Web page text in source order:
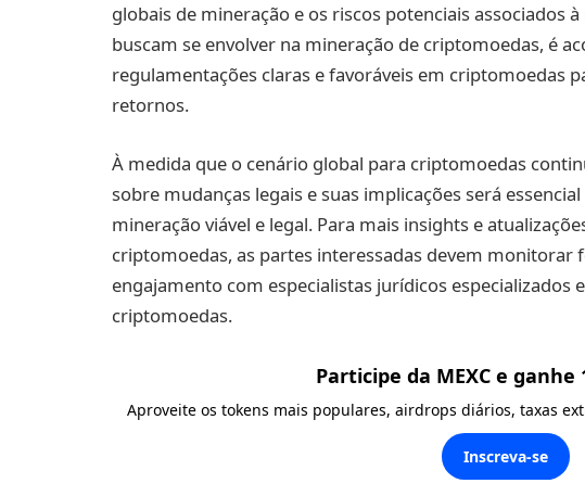
globais de mineração e os riscos potenciais associados
buscam se envolver na mineração de criptomoedas, é
regulamentações claras e favoráveis em criptomoedas
retornos.
À medida que o cenário global para criptomoedas
sobre mudanças legais e suas implicações será
mineração viável e legal. Para mais insights e
criptomoedas, as partes interessadas devem monitorar
engajamento com especialistas jurídicos especializados
criptomoedas.
Participe da MEXC e ganhe
Aproveite os tokens mais populares, airdrops diários, taxas
Inscreva-se